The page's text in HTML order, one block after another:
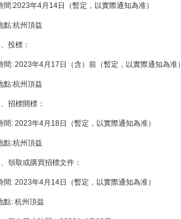
間:2023年4月14日（暫定，以實際通知為准）
點:杭州頂益
投標：
間: 2023年4月17日（含）前（暫定，以實際通知為准）
點:杭州頂益
招標開標：
間: 2023年4月18日（暫定，以實際通知為准）
點:杭州頂益
領取或購買招標文件：
間: 2023年4月14日（暫定，以實際通知為准）
點: 杭州頂益